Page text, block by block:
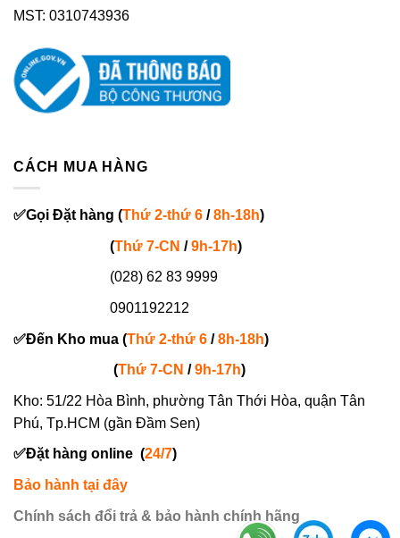
MST: 0310743936
CÁCH MUA HÀNG
✅Gọi Đặt hàng (Thứ 2-thứ 6 /8h-18h)
(Thứ 7-CN /9h-17h)
(028) 62 83 9999
0901192212
✅Đến Kho mua (Thứ 2-thứ 6 /8h-18h)
(Thứ 7-CN /9h-17h)
Kho: 51/22 Hòa Bình, phường Tân Thới Hòa, quận Tân
Phú, Tp.HCM (gần Đầm Sen)
✅Đặt hàng online (24/7)
Bảo hành tại đây
Chính sách đổi trả & bảo hành chính hãng